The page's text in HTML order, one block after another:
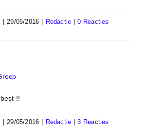
29/05/2016 Redactie
0 Reacties
!!
29/05/2016 Redactie
3 Reacties